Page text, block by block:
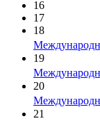
16
17
18
19
20
21